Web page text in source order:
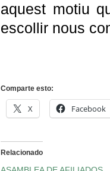
aquest motiu
escollir nous
Comparte esto:
X Facebook
Relacionado